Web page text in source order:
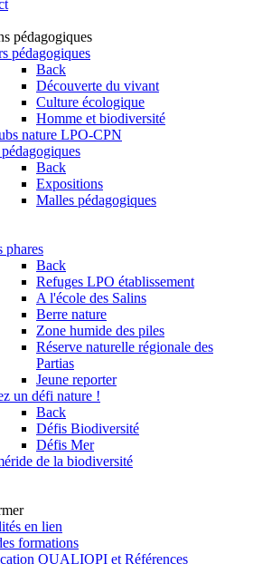
pédagogiques
pédagogiques
Back
Découverte du vivant
Culture écologique
Homme et biodiversité
nature LPO-CPN
Back
Expositions
Malles pédagogiques
phares
Back
Refuges LPO établissement
A l'école des Salins
Berre nature
Zone humide des piles
Réserve naturelle régionale des
Partias
Jeune reporter
un défi nature !
Back
Défis Biodiversité
Défis Mer
de la biodiversité
en lien
formations
QUALIOPI et Références